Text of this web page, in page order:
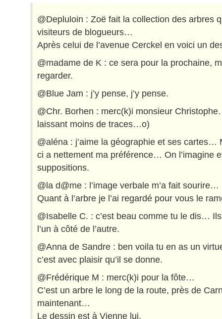
@Depluloin : Zoë fait la collection des arbres
visiteurs de blogueurs…
Après celui de l’avenue Cerckel en voici un
@madame de K : ce sera pour la prochaine,
regarder.
@Blue Jam : j’y pense, j’y pense.
@Chr. Borhen : merc(k)i monsieur
laissant moins de traces…o)
@aléna : j’aime la géographie et ses cartes…
ci a nettement ma préférence… On l’imagine
suppositions.
@la d@me : l’image verbale m’a fait sourire…
Quant à l’arbre je l’ai regardé pour vous le
@Isabelle C. : c’est beau comme tu le dis…
l’un à côté de l’autre.
@Anna de Sandre : ben voila tu en as un
c’est avec plaisir qu’il se donne.
@Frédérique M : merc(k)i pour la fôte…
C’est un arbre le long de la route, près de
maintenant…
Le dessin est à Vienne lui.